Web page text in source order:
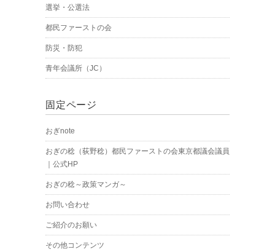
選挙・公選法
都民ファーストの会
防災・防犯
青年会議所（JC）
固定ページ
おぎnote
おぎの稔（荻野稔）都民ファーストの会東京都議会議員
｜公式HP
おぎの稔～政策マンガ～
お問い合わせ
ご紹介のお願い
その他コンテンツ